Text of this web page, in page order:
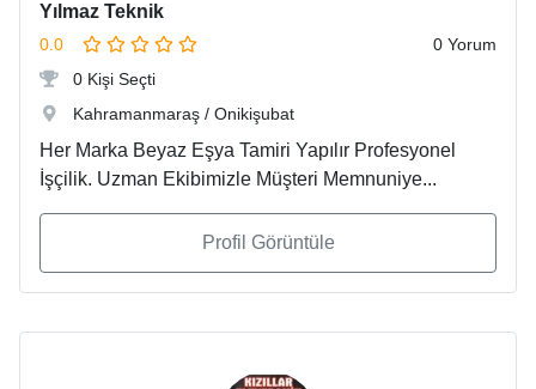
Yılmaz Teknik
0.0
0 Yorum
0 Kişi Seçti
Kahramanmaraş / Onikişubat
Her Marka Beyaz Eşya Tamiri Yapılır Profesyonel
İşçilik. Uzman Ekibimizle Müşteri Memnuniye...
Profil Görüntüle